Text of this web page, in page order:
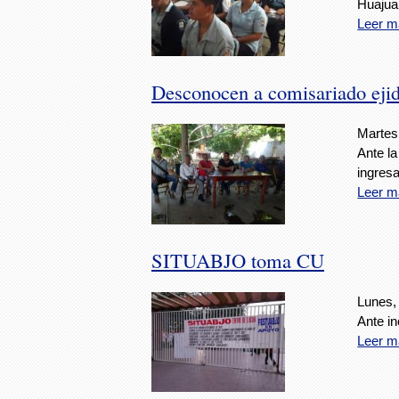
Leer
Desconocen a comisariado
Ante
Leer
SITUABJO toma CU
Ante
Leer